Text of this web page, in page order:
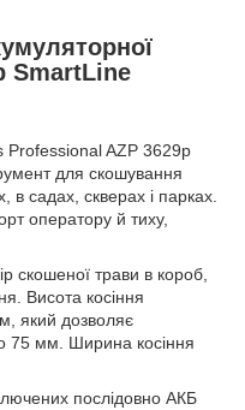
SmartLine
Professional AZP 3629p
для скошування
в садах, скверах і парках.
оператору й тиху,
скошеної трави в короб,
Висота косіння
який дозволяє
75 мм. Ширина косіння
послідовно АКБ